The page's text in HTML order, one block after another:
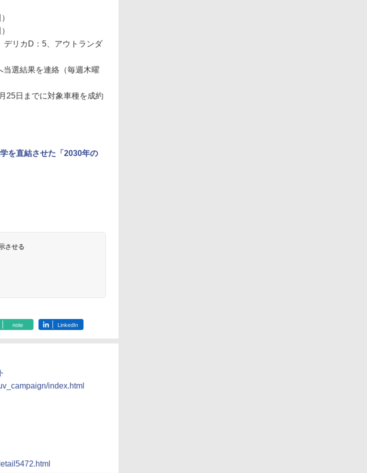
デリカD：5、アウトランダ
選結果を連絡（毎週木曜
25日までに対象車種を成約
を直結させた「2030年の
させる
note LinkedIn
index.html